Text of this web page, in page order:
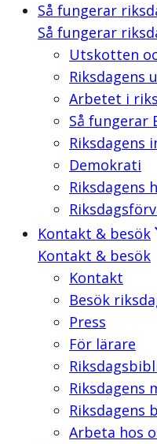
Så fungerar
Så fungerar
Utskotten
Riksdagens
Arbetet i
Så fungerar
Riksdagens
Demokrati
Riksdagens
Kontakt & besök
Kontakt & besök
Kontakt
Besök
Press
För lärare
Riksdagens
Riksdagens
Arbeta hos